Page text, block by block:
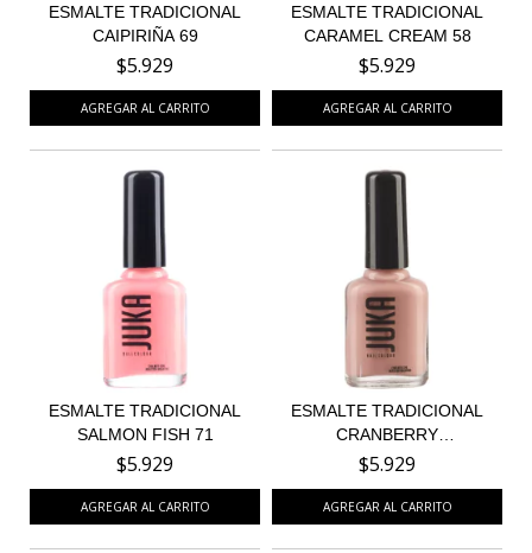
ESMALTE TRADICIONAL
CAIPIRIÑA 69
$5.929
ESMALTE TRADICIONAL
CARAMEL CREAM 58
$5.929
ESMALTE TRADICIONAL
SALMON FISH 71
$5.929
ESMALTE TRADICIONAL
CRANBERRY
CHEESECAKE...
$5.929